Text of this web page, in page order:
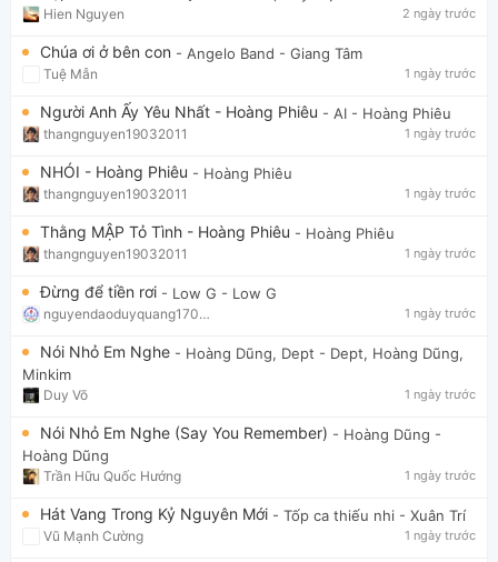
Hien Nguyen 2 ngày trước
Chúa ơi ở bên con - Angelo Band - Giang Tâm
Tuệ Mẫn 1 ngày trước
Người Anh Ấy Yêu Nhất - Hoàng Phiêu - AI - Hoàng Phiêu
thangnguyen19032011 1 ngày trước
NHÓI - Hoàng Phiêu - Hoàng Phiêu
thangnguyen19032011 1 ngày trước
Thằng MẬP Tỏ Tình - Hoàng Phiêu - Hoàng Phiêu
thangnguyen19032011 1 ngày trước
Đừng để tiền rơi - Low G - Low G
nguyendaoduyquang17021 1 ngày trước
Nói Nhỏ Em Nghe - Hoàng Dũng, Dept - Dept, Hoàng Dũng,
Minkim
Duy Võ 1 ngày trước
Nói Nhỏ Em Nghe (Say You Remember) - Hoàng Dũng -
Hoàng Dũng
Trần Hữu Quốc Hướng 1 ngày trước
Hát Vang Trong Kỷ Nguyên Mới - Tốp ca thiếu nhi - Xuân Trí
Vũ Mạnh Cường 1 ngày trước